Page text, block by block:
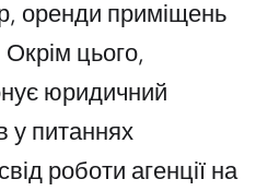
оренди приміщень
цього,
юридичний
у питаннях
роботи агенції на